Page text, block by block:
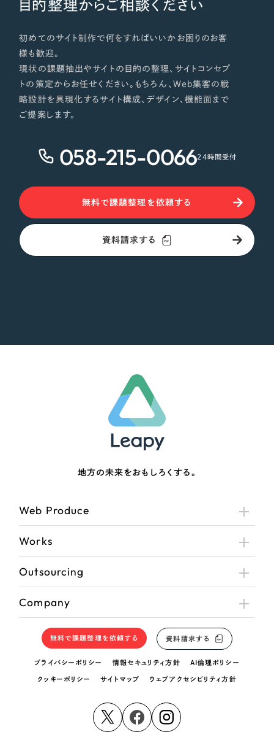
目的整理からご相談ください
初めてのサイト制作で何をすればいいかお困りのお客
様も歓迎。
現状の課題抽出やサイトの目的の整理、サイトコンセプ
トの策定からお任せください。もちろん、Web集客の戦
略設計を具現化するサイト構成、デザイン、機能面まで
ご提案します。
058-215-006624時間受付
無料で課題整理を依頼する
資料請求する
地方の未来をおもしろくする。
Web Produce
Works
Outsourcing
Company
無料で課題整理を依頼する 資料請求する
プライバシーポリシー 情報セキュリティ方針 AI倫理ポリシー
クッキーポリシー サイトマップ ウェブアクセシビリティ方針